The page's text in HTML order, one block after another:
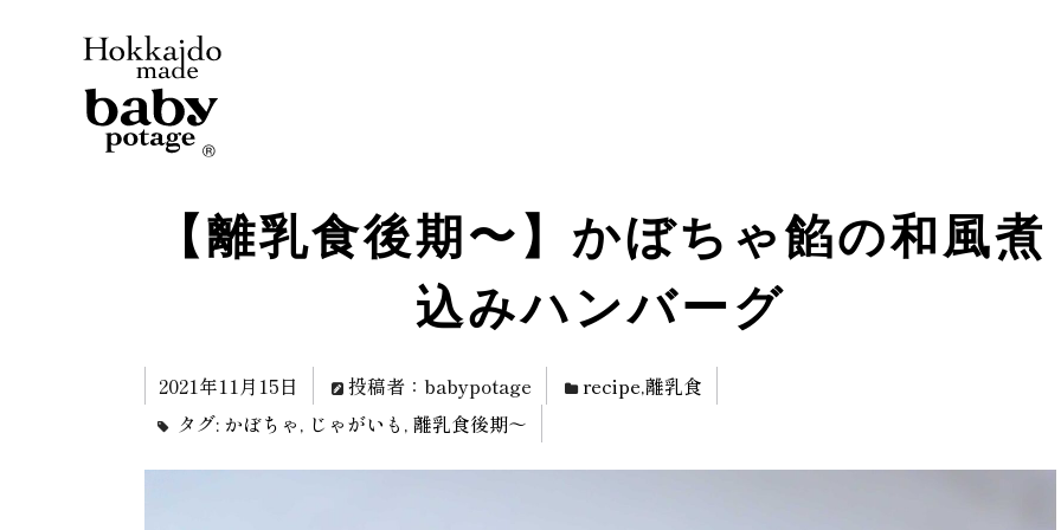
【離乳食後期〜】かぼちゃ餡の和風煮
込みハンバーグ
2021年11月15日 投稿者：babypotage recipe,離乳食
タグ: かぼちゃ, じゃがいも ,離乳食後期～